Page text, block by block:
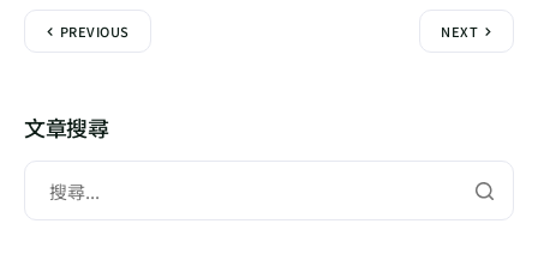
PREVIOUS NEXT
文章搜尋